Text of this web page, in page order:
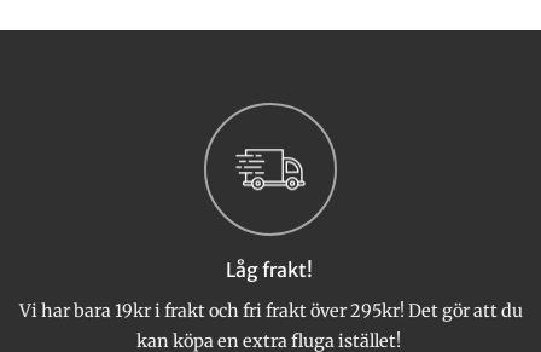
alternativen
produktsidan
Låg frakt!
Vi har bara 19kr i frakt och fri frakt över 295kr! Det gör att du
kan köpa en extra fluga istället!